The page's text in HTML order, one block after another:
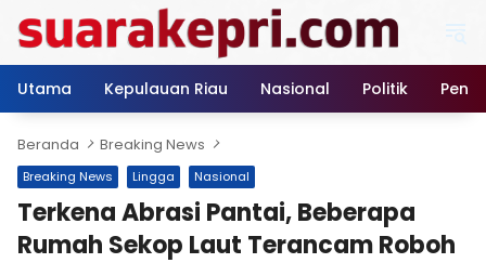
konten
Utama
Kepulauan Riau Nasional Politik
Beranda Breaking News
Breaking News Lingga Nasional
Terkena Abrasi Pantai, Beberapa
Rumah Sekop Laut Terancam Roboh